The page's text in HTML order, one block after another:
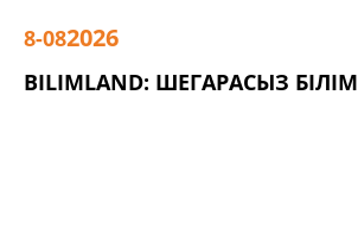
8-082026
BILIMLAND: ШЕГАРАСЫЗ БІЛІМ